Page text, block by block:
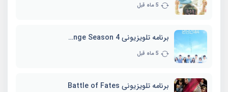
5 ماه قبل
برنامه تلویزیونی EXchange Season 4
5 ماه قبل
برنامه تلویزیونی Battle of Fates